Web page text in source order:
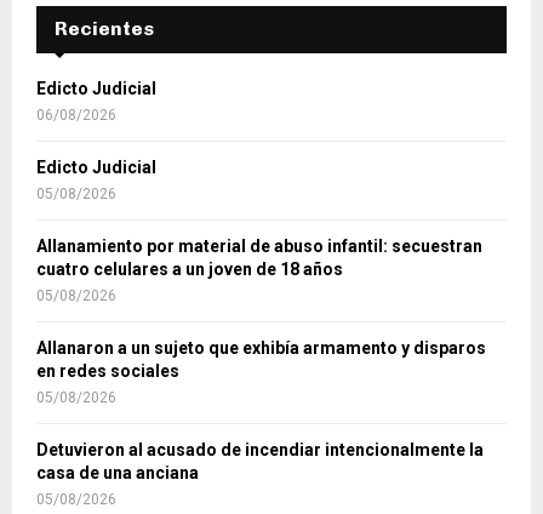
Recientes
Edicto Judicial
06/08/2026
Edicto Judicial
05/08/2026
Allanamiento por material de abuso infantil: secuestran
cuatro celulares a un joven de 18 años
05/08/2026
Allanaron a un sujeto que exhibía armamento y disparos
en redes sociales
05/08/2026
Detuvieron al acusado de incendiar intencionalmente la
casa de una anciana
05/08/2026